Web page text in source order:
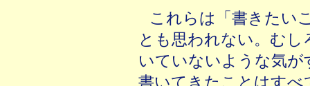
これらは「書きたい
とも思われない。む
いていないような気
書いてきたことはす